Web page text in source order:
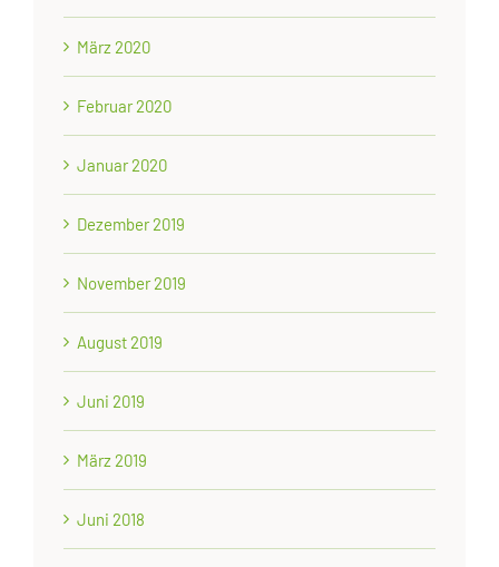
März 2020
Februar 2020
Januar 2020
Dezember 2019
November 2019
August 2019
Juni 2019
März 2019
Juni 2018